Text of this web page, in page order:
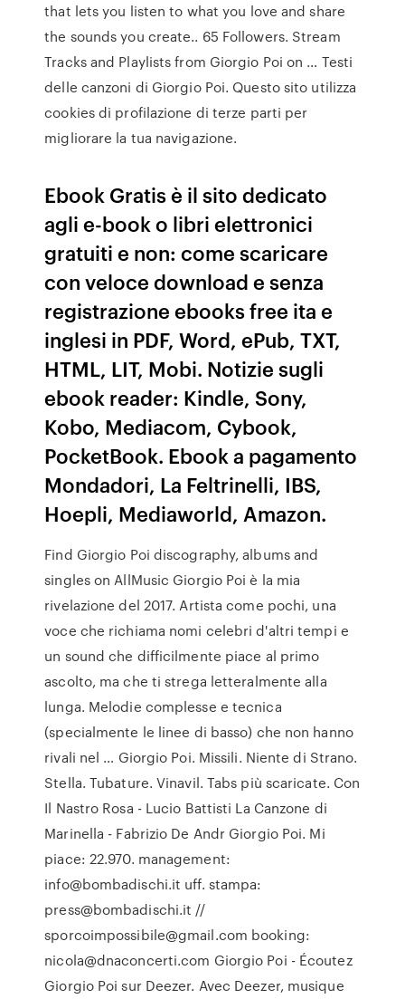
that lets you listen to what you love and share
the sounds you create.. 65 Followers. Stream
Tracks and Playlists from Giorgio Poi on … Testi
delle canzoni di Giorgio Poi. Questo sito utilizza
cookies di profilazione di terze parti per
migliorare la tua navigazione.
Ebook Gratis è il sito dedicato
agli e-book o libri elettronici
gratuiti e non: come scaricare
con veloce download e senza
registrazione ebooks free ita e
inglesi in PDF, Word, ePub, TXT,
HTML, LIT, Mobi. Notizie sugli
ebook reader: Kindle, Sony,
Kobo, Mediacom, Cybook,
PocketBook. Ebook a pagamento
Mondadori, La Feltrinelli, IBS,
Hoepli, Mediaworld, Amazon.
Find Giorgio Poi discography, albums and
singles on AllMusic Giorgio Poi è la mia
rivelazione del 2017. Artista come pochi, una
voce che richiama nomi celebri d'altri tempi e
un sound che difficilmente piace al primo
ascolto, ma che ti strega letteralmente alla
lunga. Melodie complesse e tecnica
(specialmente le linee di basso) che non hanno
rivali nel … Giorgio Poi. Missili. Niente di Strano.
Stella. Tubature. Vinavil. Tabs più scaricate. Con
Il Nastro Rosa - Lucio Battisti La Canzone di
Marinella - Fabrizio De Andr Giorgio Poi. Mi
piace: 22.970. management:
info@bombadischi.it uff. stampa:
press@bombadischi.it //
sporcoimpossibile@gmail.com booking:
nicola@dnaconcerti.com Giorgio Poi - Écoutez
Giorgio Poi sur Deezer. Avec Deezer, musique